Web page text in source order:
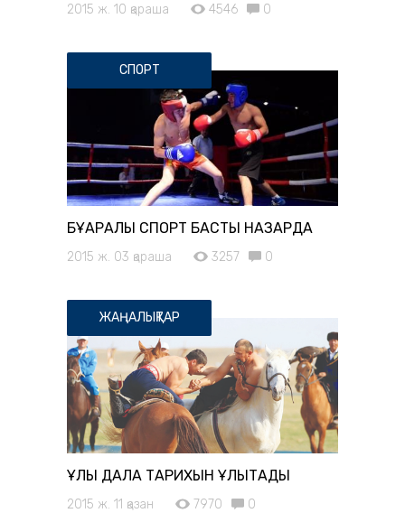
2015 ж. 10 қараша 4546 0
СПОРТ
БҰҚАРАЛЫҚ СПОРТ БАСТЫ НАЗАРДА
2015 ж. 03 қараша 3257 0
ЖАҢАЛЫҚТАР
ҰЛЫ ДАЛА ТАРИХЫН ҰЛЫҚТАДЫ
2015 ж. 11 қазан 7970 0